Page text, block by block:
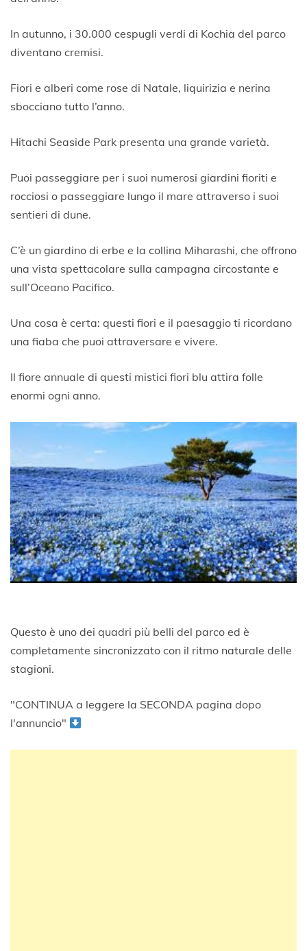
In autunno, i 30.000 cespugli verdi di Kochia del parco
diventano cremisi.
Fiori e alberi come rose di Natale, liquirizia e nerina
sbocciano tutto l’anno.
Hitachi Seaside Park presenta una grande varietà.
Puoi passeggiare per i suoi numerosi giardini fioriti e
rocciosi o passeggiare lungo il mare attraverso i suoi
sentieri di dune.
C’è un giardino di erbe e la collina Miharashi, che offrono
una vista spettacolare sulla campagna circostante e
sull’Oceano Pacifico.
Una cosa è certa: questi fiori e il paesaggio ti ricordano
una fiaba che puoi attraversare e vivere.
Il fiore annuale di questi mistici fiori blu attira folle
enormi ogni anno.
Questo è uno dei quadri più belli del parco ed è
completamente sincronizzato con il ritmo naturale delle
stagioni.
"CONTINUA a leggere la SECONDA pagina dopo
l'annuncio"